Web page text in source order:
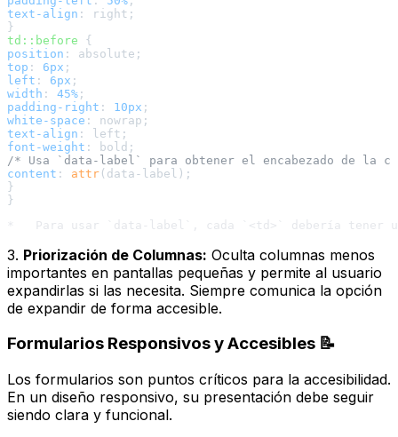
text-align : right;
td ::before
position
top : 6px
left : 6px
width : 45%
padding-right : 10px
white-space
text-align
font-weight
/* Usa `data-label` para obtener el encabezado de la
content : attr (data-label);
}
3. Priorización de Columnas: Oculta columnas menos
importantes en pantallas pequeñas y permite al usuario
expandirlas si las necesita. Siempre comunica la opción
de expandir de forma accesible.
Formularios Responsivos y Accesibles 📝
Los formularios son puntos críticos para la accesibilidad.
En un diseño responsivo, su presentación debe seguir
siendo clara y funcional.